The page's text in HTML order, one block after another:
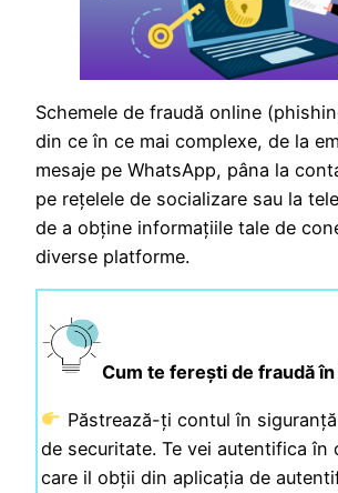
Schemele de fraudă online
din ce în ce mai complexe, de la
mesaje pe WhatsApp, pâna la
pe rețelele de socializare sau la
de a obține informațiile tale de
diverse platforme.
Cum te ferești de fraudă în
Păstrează-ți contul în
de securitate. Te vei autentifica
care il obții din aplicația de